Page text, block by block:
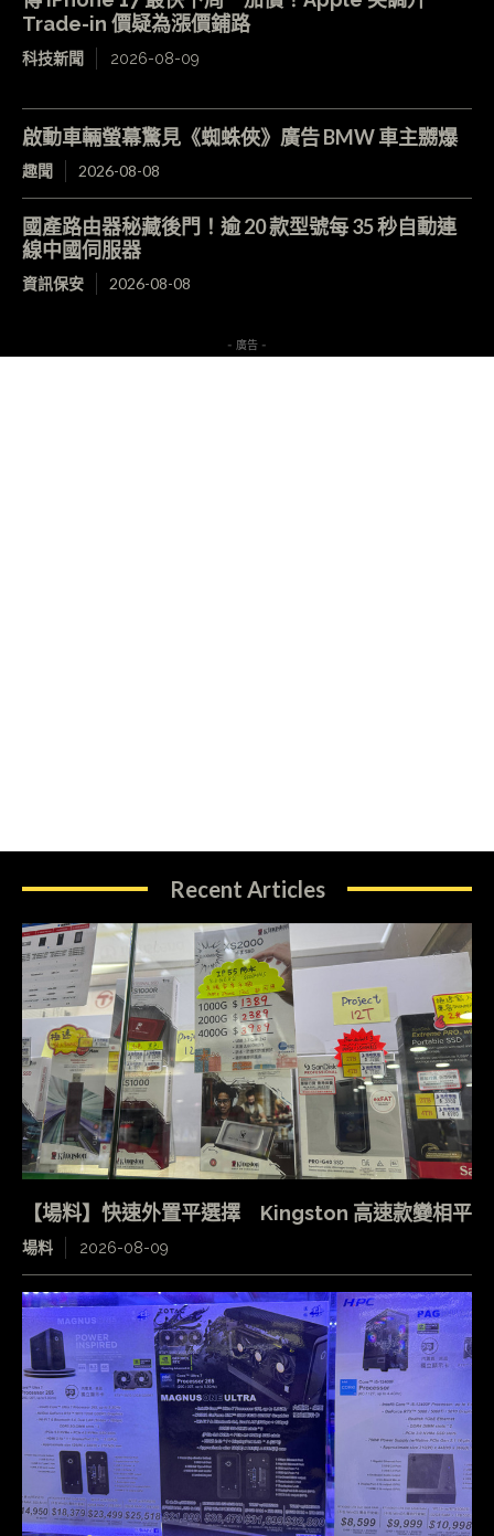
Trade-in 價疑為漲價鋪路
科技新聞 2026-08-09
啟動車輛螢幕驚見《蜘蛛俠》廣告 BMW 車主嬲爆
趣聞 2026-08-08
國產路由器秘藏後門！逾 20 款型號每 35 秒自動連
線中國伺服器
資訊保安 2026-08-08
- 廣告 -
Recent Articles
【場料】快速外置平選擇 Kingston 高速款變相平
場料 2026-08-09